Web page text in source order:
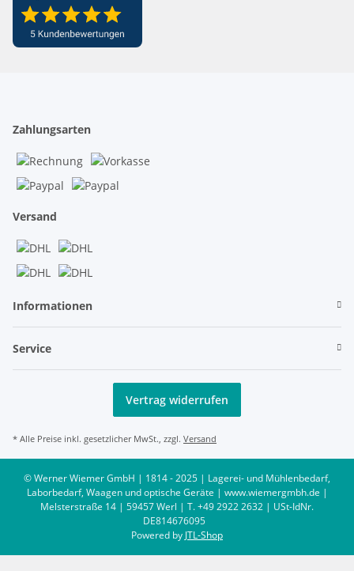
Zahlungsarten
Versand
Informationen
Service
Vertrag widerrufen
* Alle Preise inkl. gesetzlicher MwSt., zzgl. Versand
© Werner Wiemer GmbH | 1814 - 2025 | Lagerei- und Mühlenbedarf,
Laborbedarf, Waagen und optische Geräte | www.wiemergmbh.de |
Melsterstraße 14 | 59457 Werl | T. +49 2922 2632 | USt-IdNr.
DE814676095
Powered by JTL-Shop